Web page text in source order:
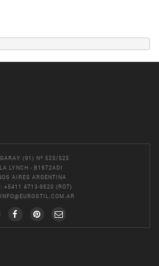
(91) Nº 523/525
LYNCH - B1672ADI
AIRES ARGENTINA
: +5411 4713-9520 (ROT)
INFO@EUROSTIL.COM.AR